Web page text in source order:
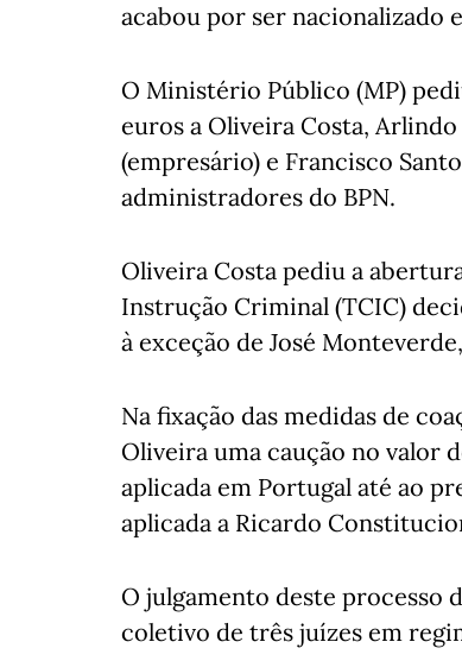
acabou por ser nacionalizado
O Ministério Público (MP)
euros a Oliveira Costa,
(empresário) e Francisco
administradores do BPN.
Oliveira Costa pediu a
Instrução Criminal (TCIC)
à exceção de José
Na fixação das medidas de
Oliveira uma caução no valor
aplicada em Portugal até ao
aplicada a Ricardo
O julgamento deste processo
coletivo de três juízes em